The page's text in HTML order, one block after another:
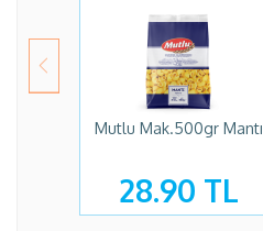
Mutlu Mak.500gr Mantı
28.90 TL